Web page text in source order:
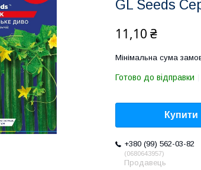
GL Seeds
11,10 ₴
Мінімальна сума
Готово до відправки
Купити
+380 (99) 562-03-82
0680643957
Продавець